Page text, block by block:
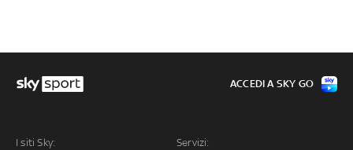
I siti Sky: Servizi:
ACCEDI A SKY GO